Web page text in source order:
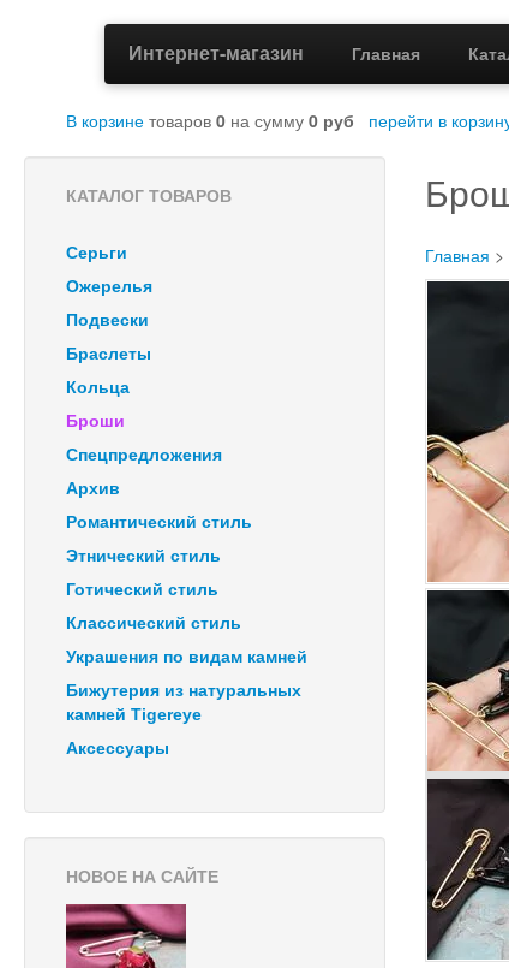
Интернет-магазин Главная
В корзине товаров 0 на сумму 0 руб перейти в
КАТАЛОГ ТОВАРОВ
Серьги
Ожерелья
Подвески
Браслеты
Кольца
Броши
Спецпредложения
Архив
Романтический стиль
Этнический стиль
Готический стиль
Классический стиль
Украшения по видам камней
Бижутерия из натуральных
камней Tigereye
Аксессуары
НОВОЕ НА САЙТЕ
Главная >